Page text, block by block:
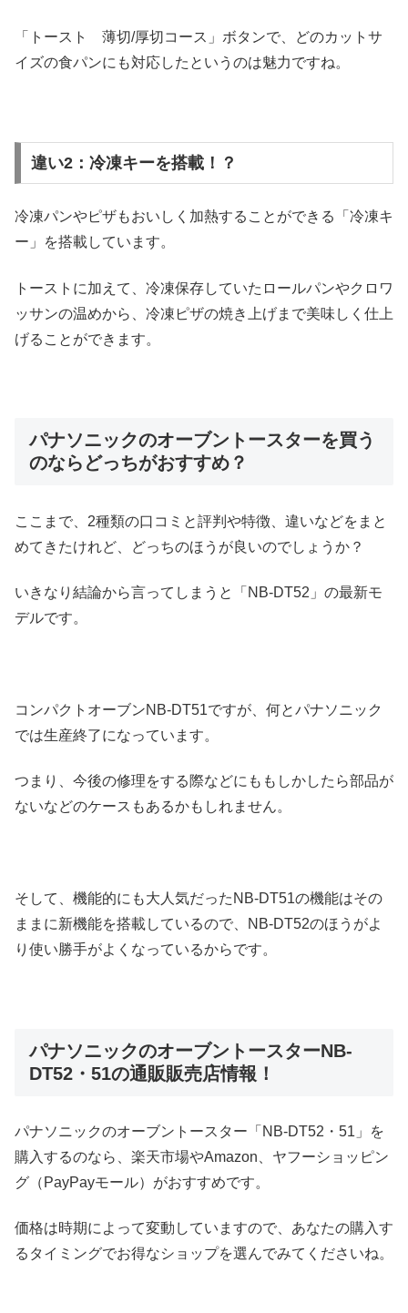
「トースト 薄切/厚切コース」ボタンで、どのカットサ
イズの食パンにも対応したというのは魅力ですね。
違い2：冷凍キーを搭載！？
冷凍パンやピザもおいしく加熱することができる「冷凍キ
ー」を搭載しています。
トーストに加えて、冷凍保存していたロールパンやクロワ
ッサンの温めから、冷凍ピザの焼き上げまで美味しく仕上
げることができます。
パナソニックのオーブントースターを買う
のならどっちがおすすめ？
ここまで、2種類の口コミと評判や特徴、違いなどをまと
めてきたけれど、どっちのほうが良いのでしょうか？
いきなり結論から言ってしまうと「NB-DT52」の最新モ
デルです。
コンパクトオーブンNB-DT51ですが、何とパナソニック
では生産終了になっています。
つまり、今後の修理をする際などにももしかしたら部品が
ないなどのケースもあるかもしれません。
そして、機能的にも大人気だったNB-DT51の機能はその
ままに新機能を搭載しているので、NB-DT52のほうがよ
り使い勝手がよくなっているからです。
パナソニックのオーブントースターNB-
DT52・51の通販販売店情報！
パナソニックのオーブントースター「NB-DT52・51」を
購入するのなら、楽天市場やAmazon、ヤフーショッピン
グ（PayPayモール）がおすすめです。
価格は時期によって変動していますので、あなたの購入す
るタイミングでお得なショップを選んでみてくださいね。